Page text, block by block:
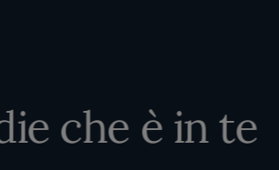
che è in te